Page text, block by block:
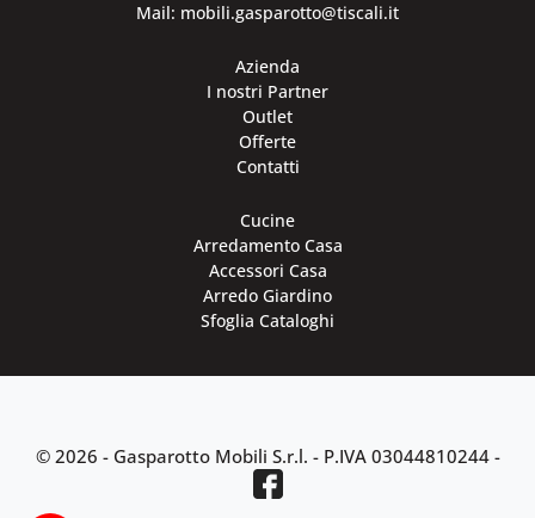
Mail: mobili.gasparotto@tiscali.it
Azienda
I nostri Partner
Outlet
Offerte
Contatti
Cucine
Arredamento Casa
Accessori Casa
Arredo Giardino
Sfoglia Cataloghi
© 2026 - Gasparotto Mobili S.r.l. - P.IVA 03044810244-